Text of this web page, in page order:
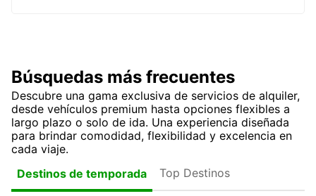
Búsquedas más frecuentes
Descubre una gama exclusiva de servicios de alquiler,
desde vehículos premium hasta opciones flexibles a
largo plazo o solo de ida. Una experiencia diseñada
para brindar comodidad, flexibilidad y excelencia en
cada viaje.
Destinos de temporada
Top Destinos